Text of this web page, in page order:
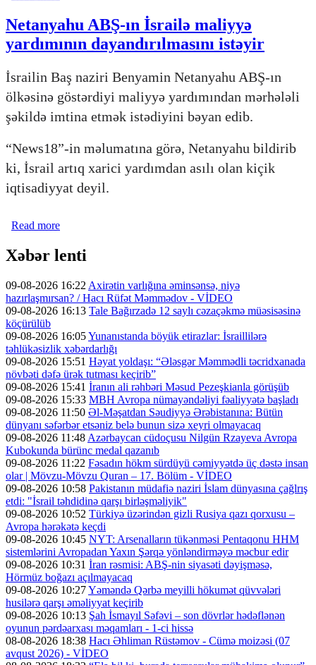
Bakıdayam”
Netanyahu ABŞ-ın İsrailə maliyyə
yardımının dayandırılmasını istəyir
İsrailin Baş naziri Benyamin Netanyahu ABŞ-ın
ölkəsinə göstərdiyi maliyyə yardımından mərhələli
şəkildə imtina etmək istədiyini bəyan edib.
“News18”-in məlumatına görə, Netanyahu bildirib
ki, İsrail artıq xarici yardımdan asılı olan kiçik
iqtisadiyyat deyil.
Read more
Xəbər lenti
09-08-2026 16:22 Axirətin varlığına əminsənsə, niyə
hazırlaşmırsan? / Hacı Rüfət Məmmədov - VİDEO
09-08-2026 16:13 Tale Bağırzadə 12 saylı cəzaçəkmə müəsisəsinə
köçürülüb
09-08-2026 16:05Yunanıstanda böyük etirazlar: İsraillilərə
təhlükəsizlik xəbərdarlığı
09-08-2026 15:51 Həyat yoldaşı: “Ələsgər Məmmədli təcridxanada
növbəti dəfə ürək tutması keçirib”
09-08-2026 15:41 İranın ali rəhbəri Məsud Pezeşkianla görüşüb
09-08-2026 15:33 MBH Avropa nümayəndəliyi fəaliyyətə başladı
09-08-2026 11:50 Əl-Məşatdan Səudiyyə Ərəbistanına: Bütün
dünyanı səfərbər etsəniz belə bunun sizə xeyri olmayacaq
09-08-2026 11:48 Azərbaycan cüdoçusu Nilgün Rzayeva Avropa
Kubokunda bürünc medal qazanıb
09-08-2026 11:22 Fəsadın hökm sürdüyü cəmiyyətdə üç dəstə insan
olar | Mövzu-Mövzu Quran – 17. Bölüm - VİDEO
09-08-2026 10:58 Pakistanın müdafiə naziri İslam dünyasına çağlrış
etdi: "İsrail təhdidinə qarşı birləşməliyik"
09-08-2026 10:52 Türkiyə üzərindən gizli Rusiya qazı qorxusu –
Avropa hərəkətə keçdi
09-08-2026 10:45 NYT: Arsenalların tükənməsi Pentaqonu HHM
sistemlərini Avropadan Yaxın Şərqə yönləndirməyə məcbur edir
09-08-2026 10:31 İran rəsmisi: ABŞ-nin siyasəti dəyişməsə,
Hörmüz boğazı açılmayacaq
09-08-2026 10:27Yəməndə Qərbə meyilli hökumət qüvvələri
husilərə qarşı əməliyyat keçirib
09-08-2026 10:13 Şah İsmayıl Səfəvi – son dövrlər hədəflənən
oyunun pərdəarxası məqamları - 1-ci hissə
08-08-2026 18:38 Hacı Əhliman Rüstəmov - Cümə moizəsi (07
avqust 2026) - VİDEO